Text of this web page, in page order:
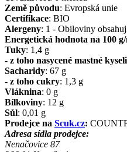
Země původu: Evropská unie
Certifikace: BIO
Alergeny: 1 - Obiloviny
Energetická hodnota na 100
Tuky: 1,4 g
- z toho nasycené mastné
Sacharidy: 67 g
- z toho cukry: 1,3 g
Vláknina: 0 g
Bílkoviny: 12 g
Sůl: 0,01 g
Prodejce na Scuk.cz:
Adresa sídla prodejce:
Nenačovice 87